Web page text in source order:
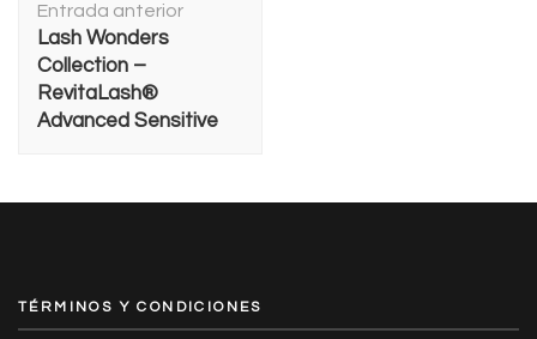
de
entradas
Entrada anterior
Lash Wonders
Collection –
RevitaLash®
Advanced Sensitive
TÉRMINOS Y CONDICIONES